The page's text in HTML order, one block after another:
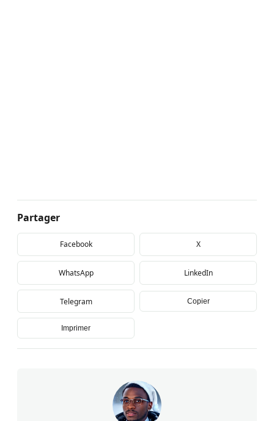
Partager
Facebook X
WhatsApp LinkedIn
Telegram Copier
Imprimer